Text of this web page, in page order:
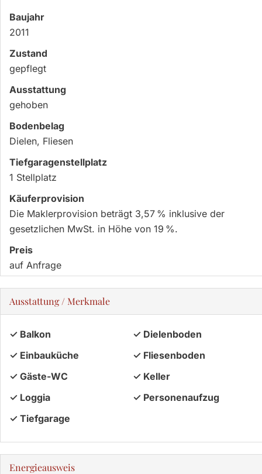
Baujahr
2011
Zustand
gepflegt
Ausstattung
gehoben
Bodenbelag
Dielen, Fliesen
Tief­garagen­stell­platz
1 Stellplatz
Käufer­provision
Die Maklerprovision beträgt 3,57 % inklusive der
gesetzlichen MwSt. in Höhe von 19 %.
Preis
auf Anfrage
Ausstattung / Merkmale
✓ Balkon
✓ Dielenboden
✓ Einbauküche
✓ Fliesenboden
✓ Gäste-WC
✓ Keller
✓ Loggia
✓ Personenaufzug
✓ Tiefgarage
Energieausweis